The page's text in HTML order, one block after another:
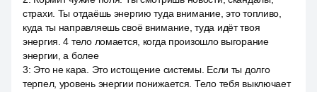
страхи. Ты отдаёшь энергию туда внимание, это топливо,
куда ты направляешь своё внимание, туда идёт твоя
энергия. 4 тело ломается, когда произошло выгорание
энергии, а более
3: Это не кара. Это истощение системы. Если ты долго
терпел, уровень энергии понижается. Тело тебя выключает